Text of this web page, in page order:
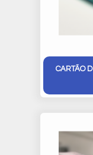
CARTÃO